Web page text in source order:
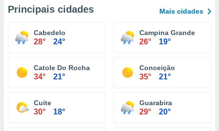
Principais cidades Mais cidades
Cabedelo
28° 24°
Campina Grande
26° 19°
Catole Do Rocha
34° 21°
Conceição
35° 21°
Cuite
30° 18°
Guarabira
29° 20°